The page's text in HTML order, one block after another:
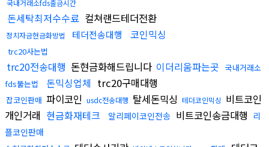
국내거래소fds출금시간
돈세탁최저수수료 컬쳐랜드테더전환
정치자금현금화방법 테더전송대행 코인믹싱
trc20사는법
trc20전송대행 돈현금화해드립니다 이더리움파는곳 국내거래소
fds뚫는법
돈믹싱업체 trc20구매대행
잡코인판매 파이코인 usdc전송대행 탈세돈믹싱 테더코인믹싱 비트코인
개인거래 현금화재테크 알리페이코인전송 비트코인송금대행 리
플코인판매